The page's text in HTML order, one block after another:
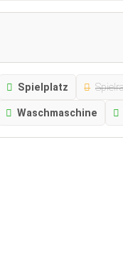
Spielplatz
Waschmaschine